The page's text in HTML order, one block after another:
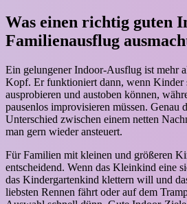
Was einen richtig guten
Familienausflug
Ein gelungener Indoor-Ausflug ist mehr
Kopf. Er funktioniert dann, wenn Kinder
ausprobieren und austoben können,
pausenlos improvisieren müssen. Genau
Unterschied zwischen einem netten
man gern wieder ansteuert.
Für Familien mit kleinen und größeren
entscheidend. Wenn das Kleinkind eine
das Kindergartenkind klettern will und
liebsten Rennen fährt oder auf dem